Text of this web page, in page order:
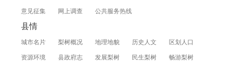
意见征集 网上调查 公共服务热线
县情
城市名片 梨树概况 地理地貌 历史人文 区划人口
资源环境 县政府志 发展梨树 民生梨树 畅游梨树